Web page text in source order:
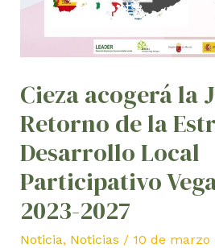
Cieza acogerá la
Retorno de la
Desarrollo Local
Participativo
2023-2027
Noticia, Noticias / 10 de marzo
Estrategia
de
Local
Participativo
Vega
Segura
2023-
2027